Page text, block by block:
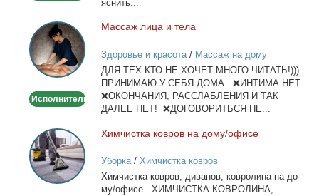
яс­нить...
Массаж
лица
и
тела
Исполнитель
Мас­саж ли­ца и те­ла
Здоровье и красота/ Массаж на дому
ДЛЯ ТЕХ КТО НЕ ХОЧЕТ МНОГО ЧИТАТЬ!)))
ПРИНИМАЮ У СЕБЯ ДОМА. ❌ИНТИМА НЕТ
❌ОКОНЧАНИЯ, РАССЛАБЛЕНИЯ И ТАК
ДАЛЕЕ НЕТ! ❌ДОГОВОРИТЬСЯ НЕ...
Химчистка
ковров
на
дому/
Хим­чист­ка ков­ров на до­му/офи­се
Уборка/ Химчистка ковров
Хим­чист­ка ков­ров, ди­ва­нов, ков­ро­ли­на на до­
му/офи­се. ХИМЧИСТКА КОВРОЛИНА,